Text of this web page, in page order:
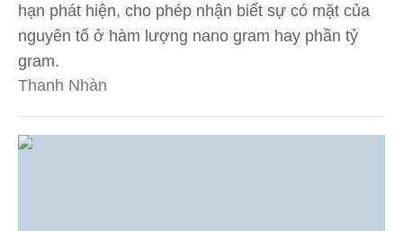
hạn phát hiện, cho phép nhận biết sự có mặt của
nguyên tố ở hàm lượng nano gram hay phần tỷ
gram.
Thanh Nhàn